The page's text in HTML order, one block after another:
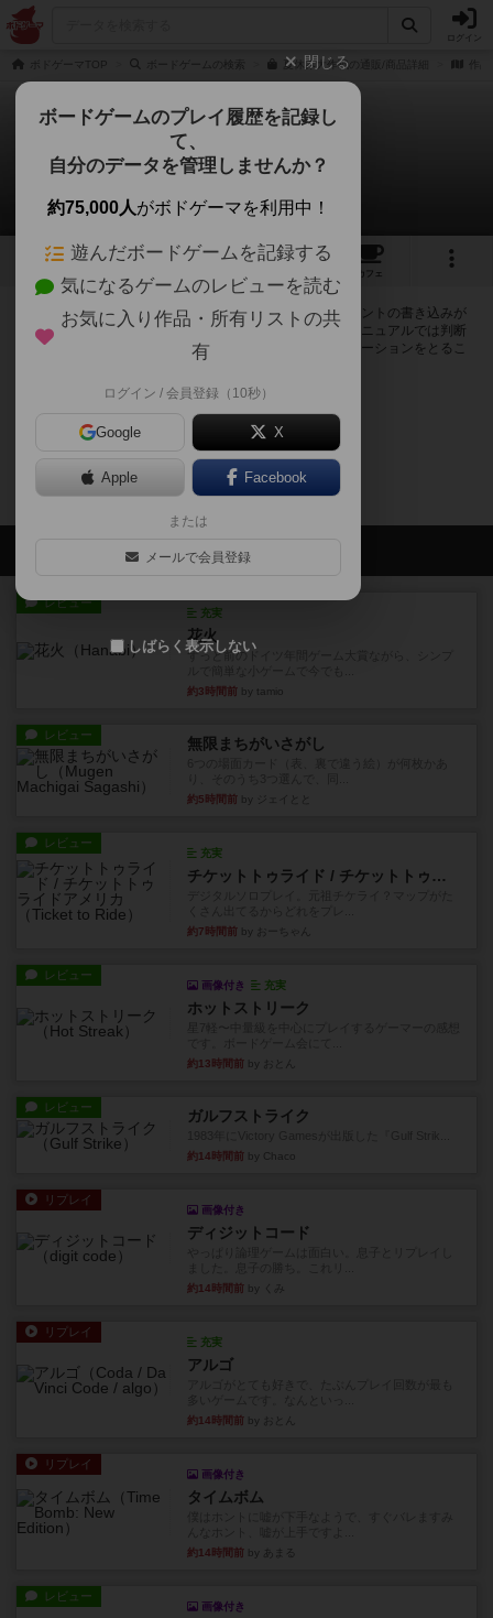
ログイン
ボドゲーマTOP 夏休み大作戦の通販/商品詳細
夏休み大作戦
0件の掲示板
2 1
カフェ
ログインすると夏休み大作戦に関する掲示板の作成やコメントの書き込みが
出来るようになります。ルールの疑問やエラッタ情報、マニュアルでは判断
し辛い曖昧な表記等について会員同士で自由にコミュニケーションをとるこ
ログイン/無料会員登録
夏休み大作戦のトップに戻る
会員の新しい投稿
レビュー
充実
花火
ずっと前のドイツ年間ゲーム大賞ながら、シンプ
約3時間前 by tamio
レビュー 無限まちがいさがし
約5時間前 by ジェイとと
レビュー
充実
チケットトゥライド / チケットトゥライドアメリカ
約7時間前 by おーちゃん
レビュー
画像付き 充実
ホットストリーク
約13時間前 by おとん
レビュー ガルフストライク
約14時間前 by Chaco
リプレイ
画像付き
ディジットコード
約14時間前 by くみ
リプレイ
充実
アルゴ
約14時間前 by おとん
リプレイ
画像付き
タイムボム
約14時間前 by あまる
レビュー
画像付き
閉じる
ボードゲームのプレイ履歴を記録し
て、
自分のデータを管理しませんか？
約75,000人がボドゲーマを利用中！
遊んだボードゲームを記録する
気になるゲームのレビューを読む
お気に入り作品・所有リストの共
有
ログイン / 会員登録（10秒）
Google X
Apple Facebook
または
メールで会員登録
しばらく表示しない